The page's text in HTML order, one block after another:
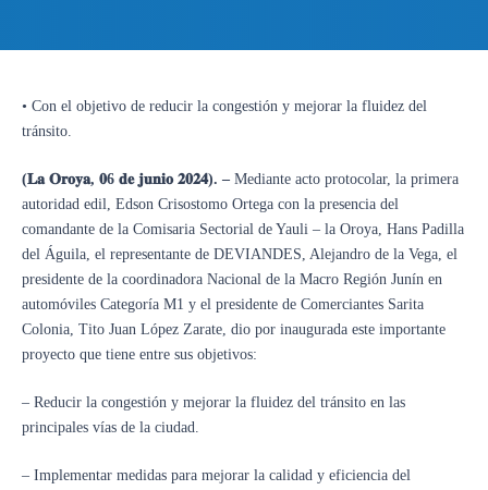
• Con el objetivo de reducir la congestión y mejorar la fluidez del
tránsito.
(𝐋𝐚 𝐎𝐫𝐨𝐲𝐚, 𝟎6 𝐝𝐞 𝐣𝐮𝐧𝐢𝐨 𝟐𝟎𝟐𝟒). – Mediante acto protocolar, la primera
autoridad edil, Edson Crisostomo Ortega con la presencia del
comandante de la Comisaria Sectorial de Yauli – la Oroya, Hans Padilla
del Águila, el representante de DEVIANDES, Alejandro de la Vega, el
presidente de la coordinadora Nacional de la Macro Región Junín en
automóviles Categoría M1 y el presidente de Comerciantes Sarita
Colonia, Tito Juan López Zarate, dio por inaugurada este importante
proyecto que tiene entre sus objetivos:
– Reducir la congestión y mejorar la fluidez del tránsito en las
principales vías de la ciudad.
– Implementar medidas para mejorar la calidad y eficiencia del